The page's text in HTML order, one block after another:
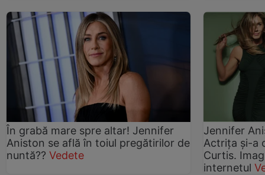
În grabă mare spre altar! Jennifer
Aniston se află în toiul pregătirilor de
nuntă?? Vedete
Jennifer
Actrița și-a
Curtis.
internetul